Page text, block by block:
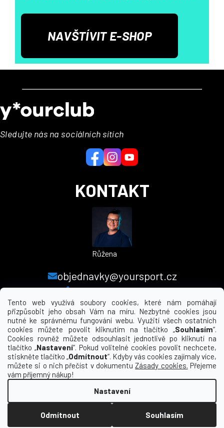
Tento web využívá soubory cookies, které nám pomáhají
přizpůsobit jeho obsah Vám na míru. Nezbytné cookies jsou
nutné ke správnému fungování webu. Využití všech ostatních
cookies můžete povolit kliknutím na tlačítko „Souhlasím“.
Cookies rovněž můžete odsouhlasit jednotlivě po kliknutí na
tlačítko „Nastavení“. Pokud volitelné cookies povolit nechcete,
stiskněte tlačítko „Odmítnout“. Kdyby vás cookies zajímaly více,
můžete si o nich přečíst v dokumentuZásady cookies. Přejeme
vám příjemný nákup!
Nastavení
Odmítnout Souhlasím
NAVŠTÍVIT E-SHOP
á
p
a
Sledujte nás na sociálních sítích
KONTAKT
Růžena
objednavky@yoursport.cz
+420 224 250 000
MENU
INFORMACE PRO VÁS
KDE NÁS NAJDETE
Vytvořil Shoptet
Copyright 2026
. Všechna práva